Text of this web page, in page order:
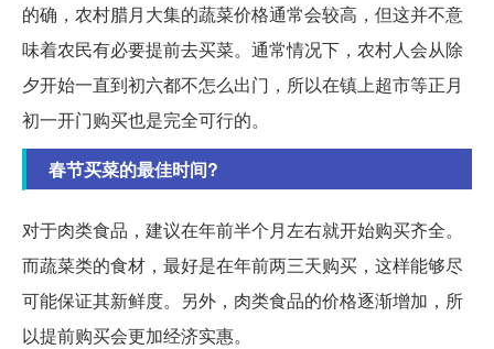
的确，农村腊月大集的蔬菜价格通常会较高，但这并不意
味着农民有必要提前去买菜。通常情况下，农村人会从除
夕开始一直到初六都不怎么出门，所以在镇上超市等正月
初一开门购买也是完全可行的。
春节买菜的最佳时间?
对于肉类食品，建议在年前半个月左右就开始购买齐全。
而蔬菜类的食材，最好是在年前两三天购买，这样能够尽
可能保证其新鲜度。另外，肉类食品的价格逐渐增加，所
以提前购买会更加经济实惠。